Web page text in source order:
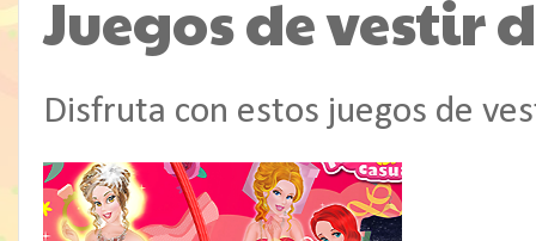
Juegos de vestir
Disfruta con estos juegos de